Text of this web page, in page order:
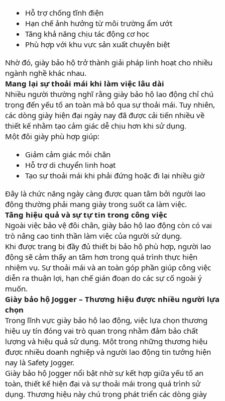
Hỗ trợ chống tĩnh điện
Hạn chế ảnh hưởng từ môi trường ẩm ướt
Tăng khả năng chịu tác động cơ học
Phù hợp với khu vực sản xuất chuyên biệt
Nhờ đó, giày bảo hộ trở thành giải pháp linh hoạt cho nhiều
ngành nghề khác nhau.
Mang lại sự thoải mái khi làm việc lâu dài
Nhiều người thường nghĩ rằng giày bảo hộ lao động chỉ chú
trọng đến yếu tố an toàn mà bỏ qua sự thoải mái. Tuy nhiên,
các dòng giày hiện đại ngày nay đã được cải tiến nhiều về
thiết kế nhằm tạo cảm giác dễ chịu hơn khi sử dụng.
Một đôi giày phù hợp giúp:
Giảm cảm giác mỏi chân
Hỗ trợ di chuyển linh hoạt
Tạo sự thoải mái khi phải đứng hoặc đi lại nhiều giờ
Đây là chức năng ngày càng được quan tâm bởi người lao
động thường phải mang giày trong suốt ca làm việc.
Tăng hiệu quả và sự tự tin trong công việc
Ngoài việc bảo vệ đôi chân, giày bảo hộ lao động còn có vai
trò nâng cao tinh thần làm việc của người sử dụng.
Khi được trang bị đầy đủ thiết bị bảo hộ phù hợp, người lao
động sẽ cảm thấy an tâm hơn trong quá trình thực hiện
nhiệm vụ. Sự thoải mái và an toàn góp phần giúp công việc
diễn ra thuận lợi, hạn chế gián đoạn do các sự cố ngoài ý
muốn.
Giày bảo hộ Jogger – Thương hiệu được nhiều người lựa
chọn
Trong lĩnh vực giày bảo hộ lao động, việc lựa chọn thương
hiệu uy tín đóng vai trò quan trọng nhằm đảm bảo chất
lượng và hiệu quả sử dụng. Một trong những thương hiệu
được nhiều doanh nghiệp và người lao động tin tưởng hiện
nay là Safety Jogger.
Giày bảo hộ Jogger nổi bật nhờ sự kết hợp giữa yếu tố an
toàn, thiết kế hiện đại và sự thoải mái trong quá trình sử
dụng. Thương hiệu này chú trọng phát triển các dòng giày